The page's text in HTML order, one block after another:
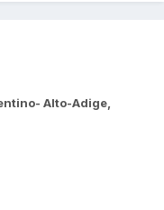
Alto-Adige,